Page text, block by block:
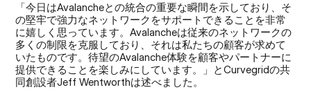
「今日はAvalancheとの統合の重要な瞬間を示しており、そ
の堅牢で強力なネットワークをサポートできることを非常
に嬉しく思っています。Avalancheは従来のネットワークの
多くの制限を克服しており、それは私たちの顧客が求めて
いたものです。待望のAvalanche体験を顧客やパートナーに
提供できることを楽しみにしています。」とCurvegridの共
同創設者Jeff Wentworthは述べました。